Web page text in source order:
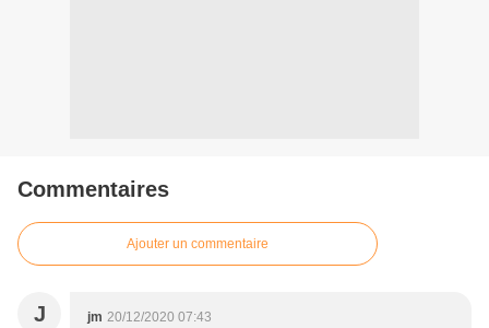
Commentaires
Ajouter un commentaire
J jm 20/12/2020 07:43